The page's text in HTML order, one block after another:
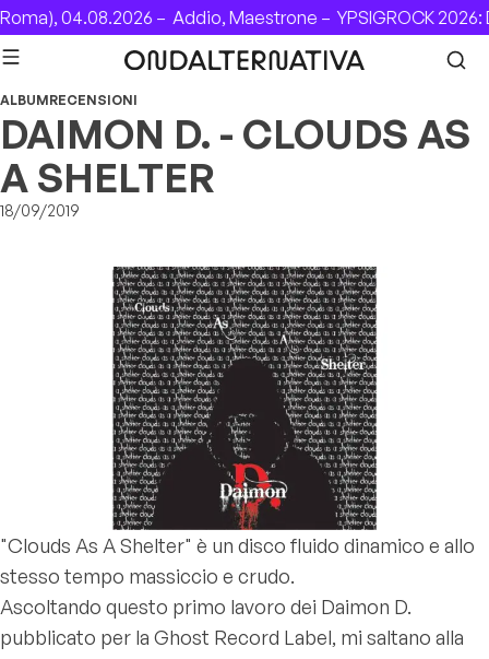
Skip to content
04.08.2026 –Addio, Maestrone –YPSIGROCK 2026:
ALBUMRECENSIONI
DAIMON D. - CLOUDS AS
A SHELTER
18/09/2019
"Clouds As A Shelter" è un disco fluido dinamico e allo
stesso tempo massiccio e crudo.
Ascoltando questo primo lavoro dei Daimon D.
pubblicato per la Ghost Record Label, mi saltano alla